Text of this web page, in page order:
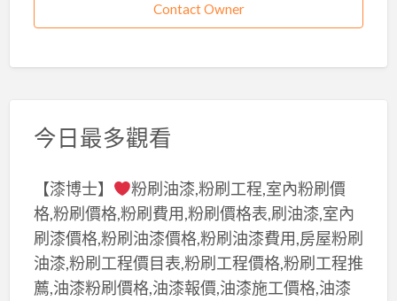
Contact Owner
今日最多觀看
【漆博士】
粉刷油漆,粉刷工程,室內粉刷價
格,粉刷價格,粉刷費用,粉刷價格表,刷油漆,室內
刷漆價格,粉刷油漆價格,粉刷油漆費用,房屋粉刷
油漆,粉刷工程價目表,粉刷工程價格,粉刷工程推
薦,油漆粉刷價格,油漆報價,油漆施工價格,油漆